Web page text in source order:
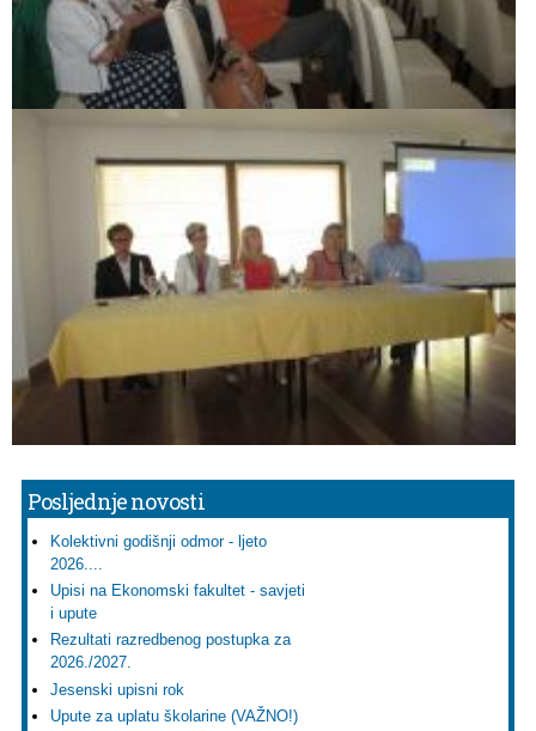
Posljednje novosti
Kolektivni godišnji odmor - ljeto
2026....
Upisi na Ekonomski fakultet - savjeti
i upute
Rezultati razredbenog postupka za
2026./2027.
Jesenski upisni rok
Upute za uplatu školarine (VAŽNO!)